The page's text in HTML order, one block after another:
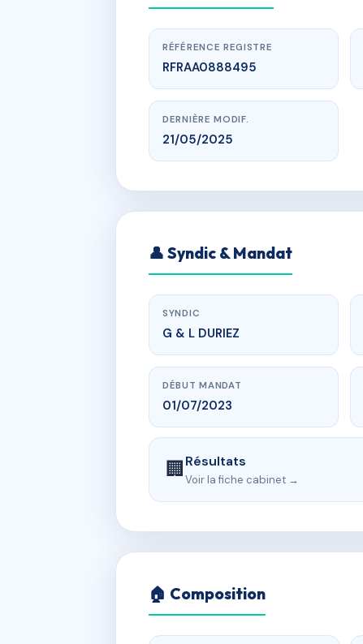
RÉFÉRENCE REGISTRE
RFRAA0888495
DERNIÈRE MODIF.
21/05/2025
👤 Syndic & Mandat
SYNDIC
G & L DURIEZ
DÉBUT MANDAT
01/07/2023
🏢Résultats
Voir la fiche cabinet →
🏠 Composition